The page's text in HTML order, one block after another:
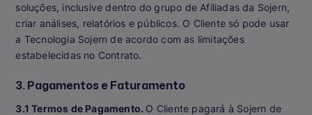
soluções, inclusive dentro do grupo de Afiliadas da Sojern,
criar análises, relatórios e públicos. O Cliente só pode usar
a Tecnologia Sojern de acordo com as limitações
estabelecidas no Contrato.
3. Pagamentos e Faturamento
3.1 Termos de Pagamento. O Cliente pagará à Sojern de